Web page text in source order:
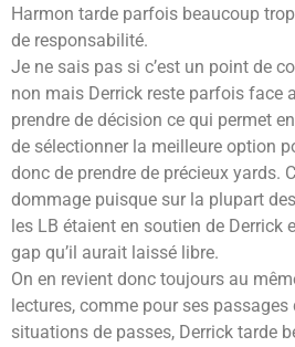
Harmon tarde parfois beaucoup
de responsabilité.
Je ne sais pas si c’est un point de
non mais Derrick reste parfois face
prendre de décision ce qui permet
de sélectionner la meilleure option
donc de prendre de précieux yards.
dommage puisque sur la plupart
les LB étaient en soutien de Derrick
gap qu’il aurait laissé libre.
On en revient donc toujours au
lectures, comme pour ses
situations de passes, Derrick tarde